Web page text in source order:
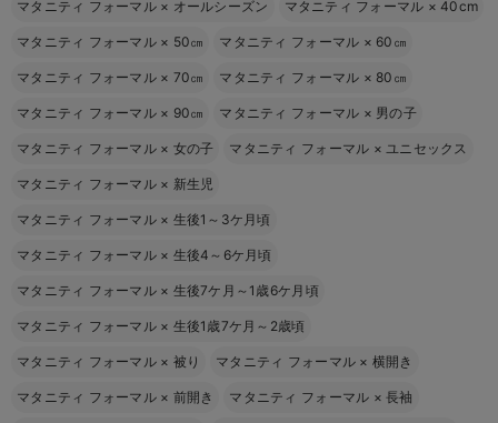
マタニティ フォーマル × オールシーズン マタニティ フォーマル ×40cm
マタニティ フォーマル × 50㎝ マタニティ フォーマル × 60㎝
マタニティ フォーマル × 70㎝ マタニティ フォーマル × 80㎝
マタニティ フォーマル × 90㎝ マタニティ フォーマル × 男の子
マタニティ フォーマル × 女の子 マタニティ フォーマル ×ユニセックス
マタニティ フォーマル × 新生児
マタニティ フォーマル × 生後1～3ケ月頃
マタニティ フォーマル × 生後4～6ケ月頃
マタニティ フォーマル × 生後7ケ月～1歳6ケ月頃
マタニティ フォーマル × 生後1歳7ケ月～2歳頃
マタニティ フォーマル × 被り マタニティ フォーマル × 横開き
マタニティ フォーマル × 前開き マタニティ フォーマル ×長袖